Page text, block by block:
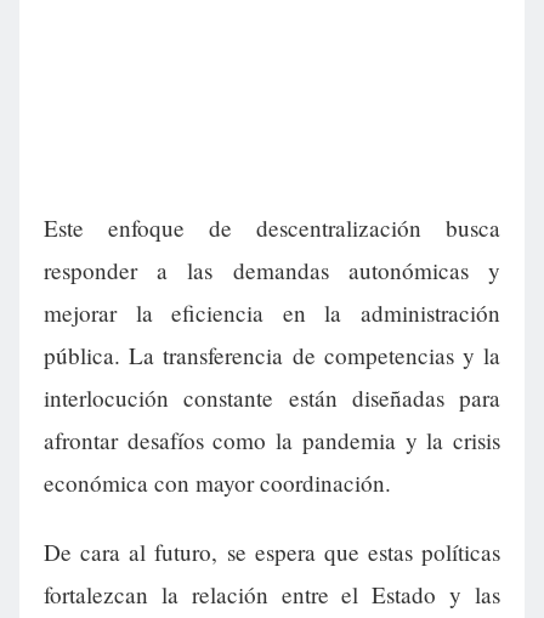
Este enfoque de descentralización busca
responder a las demandas autonómicas y
mejorar la eficiencia en la administración
pública. La transferencia de competencias y la
interlocución constante están diseñadas para
afrontar desafíos como la pandemia y la crisis
económica con mayor coordinación.
De cara al futuro, se espera que estas políticas
fortalezcan la relación entre el Estado y las